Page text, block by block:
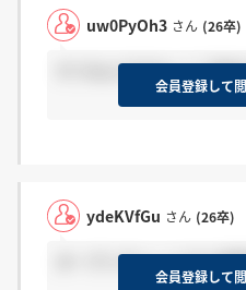
uw0PyOh3 さん (26卒)
そうなんですか！？ 不
会員登録して
ydeKVfGu さん (26卒)
オープンチャットだと結
会員登録して